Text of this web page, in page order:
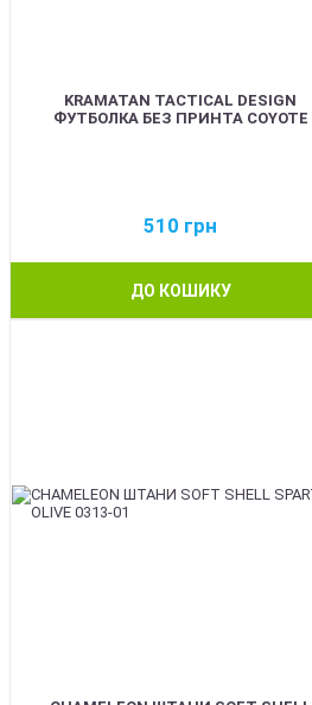
KRAMATAN TACTICAL DESIGN
ФУТБОЛКА БЕЗ ПРИНТА COYOTE
510 грн
ДО КОШИКУ